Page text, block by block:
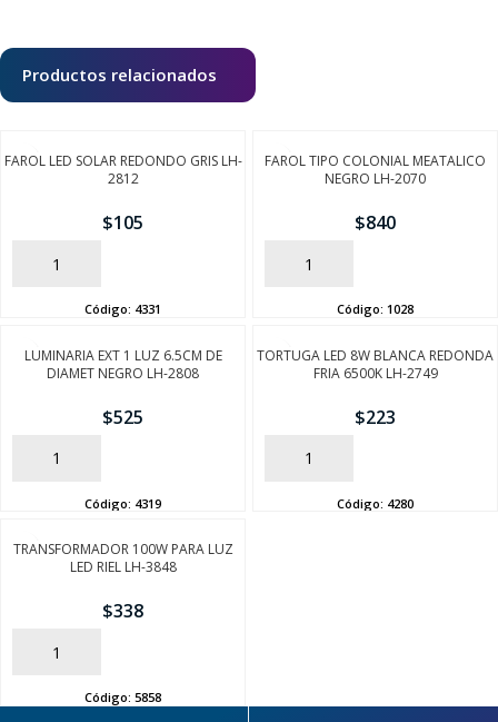
Productos relacionados
FAROL LED SOLAR REDONDO GRIS LH-
2812
$105
AÑADIR
Código: 4331
FAROL TIPO COLONIAL MEATALICO
NEGRO LH-2070
$840
AÑADIR
Código: 1028
LUMINARIA EXT 1 LUZ 6.5CM DE
DIAMET NEGRO LH-2808
$525
AÑADIR
Código: 4319
TORTUGA LED 8W BLANCA REDONDA
FRIA 6500K LH-2749
$223
AÑADIR
Código: 4280
TRANSFORMADOR 100W PARA LUZ
LED RIEL LH-3848
$338
AÑADIR
Código: 5858
SEGUÍ COMPRANDO